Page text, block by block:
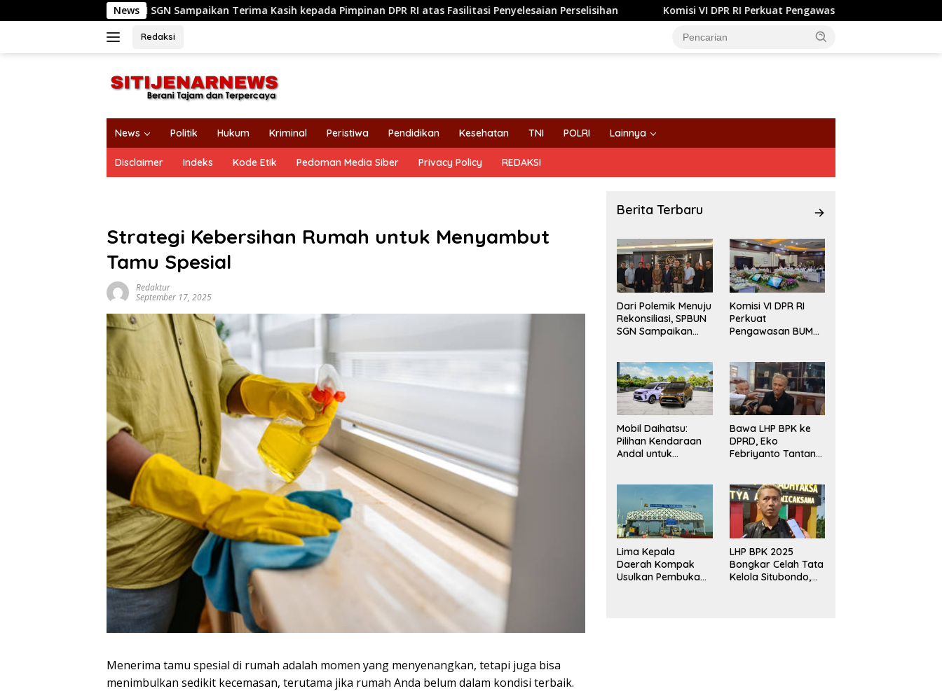
ke
News
SGN Sampaikan Terima Kasih kepada Pimpinan DPR RI atas Fasilitasi Penyelesaian Perselisihan Komisi VI DPR RI Perkuat Pengawasan BUMN Maritim, Nasim Khan Dorong
Redaksi
News Politik Hukum Kriminal Peristiwa Pendidikan Kesehatan TNI POLRI Lainnya
Disclaimer Indeks Kode Etik Pedoman Media Siber Privacy Policy REDAKSI
Strategi Kebersihan Rumah untuk Menyambut
Tamu Spesial
Redaktur
September 17, 2025
Menerima tamu spesial di rumah adalah momen yang menyenangkan, tetapi juga bisa
menimbulkan sedikit kecemasan, terutama jika rumah Anda belum dalam kondisi terbaik.
Berita Terbaru
Dari Polemik Menuju
Rekonsiliasi, SPBUN
SGN Sampaikan
DPR RI atas
Fasilitasi
Penyelesaian
Perselisihan
Komisi VI DPR RI
Perkuat
Pengawasan BUMN
Ekosistem Laut
Lebih Terintegrasi
Mobil Daihatsu:
Pilihan Kendaraan
Andal untuk
Harian
Bawa LHP BPK ke
DPRD, Eko
Febriyanto Tantang
Pengawasan Dewan
Lima Kepala
Daerah Kompak
Usulkan Pembukaan
LHP BPK 2025
Bongkar Celah Tata
Kelola Situbondo,